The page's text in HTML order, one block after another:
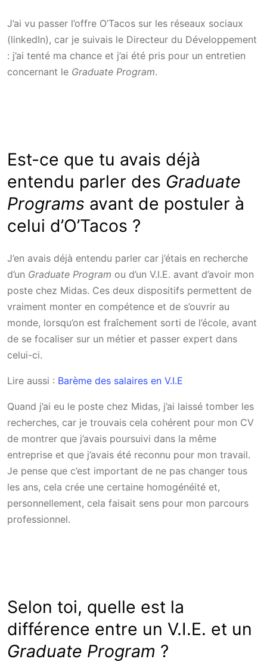
J’ai vu passer l’offre O’Tacos sur les réseaux sociaux
(linkedIn), car je suivais le Directeur du Développement
: j’ai tenté ma chance et j’ai été pris pour un entretien
concernant le Graduate Program.
Est-ce que tu avais déjà
entendu parler des Graduate
Programs avant de postuler à
celui d’O’Tacos ?
J’en avais déjà entendu parler car j’étais en recherche
d’un Graduate Program ou d’un V.I.E. avant d’avoir mon
poste chez Midas. Ces deux dispositifs permettent de
vraiment monter en compétence et de s’ouvrir au
monde, lorsqu’on est fraîchement sorti de l’école, avant
de se focaliser sur un métier et passer expert dans
celui-ci.
Lire aussi : Barème des salaires en V.I.E
Quand j’ai eu le poste chez Midas, j’ai laissé tomber les
recherches, car je trouvais cela cohérent pour mon CV
de montrer que j’avais poursuivi dans la même
entreprise et que j’avais été reconnu pour mon travail.
Je pense que c’est important de ne pas changer tous
les ans, cela crée une certaine homogénéité et,
personnellement, cela faisait sens pour mon parcours
professionnel.
Selon toi, quelle est la
différence entre un V.I.E. et un
Graduate Program ?